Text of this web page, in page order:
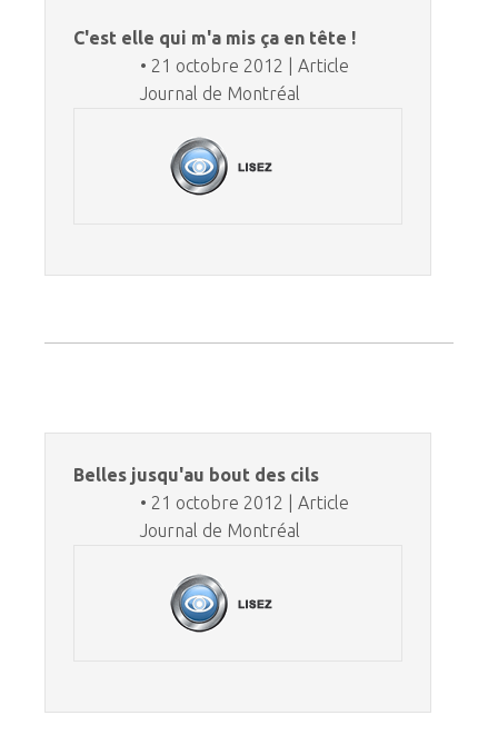
C'est elle qui m'a mis ça en tête !
• 21 octobre 2012 | Article
Journal de Montréal
Belles jusqu'au bout des cils
• 21 octobre 2012 | Article
Journal de Montréal